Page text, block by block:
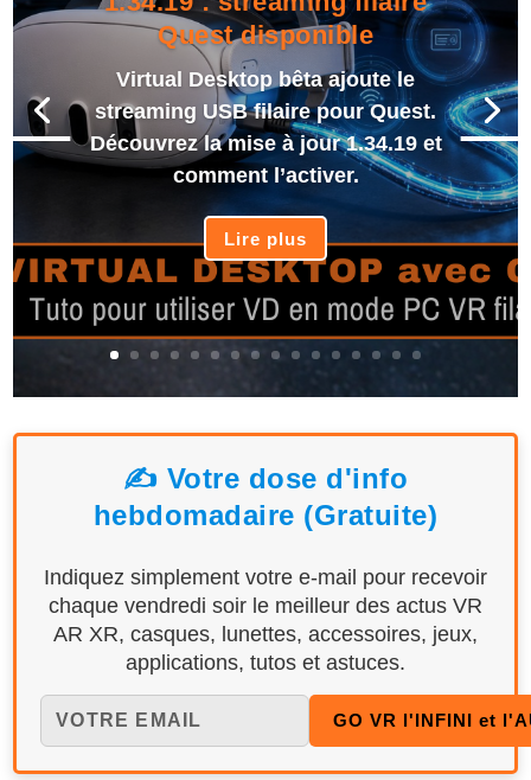
Quest disponible
Virtual Desktop bêta ajoute le
streaming USB filaire pour Quest.
Découvrez la mise à jour 1.34.19 et
comment l’activer.
Lire plus
✍️ Votre dose d'info
hebdomadaire (Gratuite)
Indiquez simplement votre e-mail pour recevoir
chaque vendredi soir le meilleur des actus VR
AR XR, casques, lunettes, accessoires, jeux,
applications, tutos et astuces.